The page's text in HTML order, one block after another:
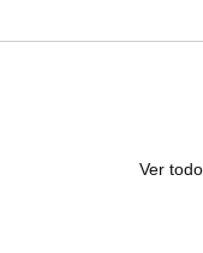
Ver todo